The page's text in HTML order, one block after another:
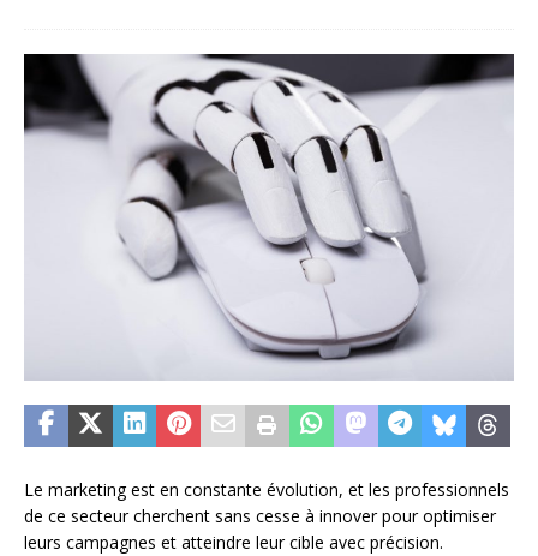
Le marketing est en constante évolution, et les professionnels
de ce secteur cherchent sans cesse à innover pour optimiser
leurs campagnes et atteindre leur cible avec précision.